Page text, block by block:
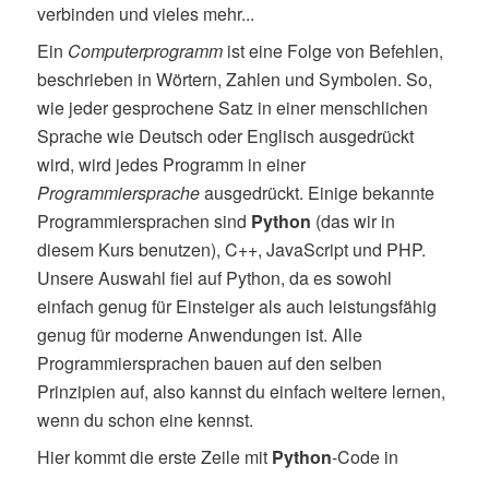
verbinden und vieles mehr...
Ein Computerprogramm ist eine Folge von Befehlen,
beschrieben in Wörtern, Zahlen und Symbolen. So,
wie jeder gesprochene Satz in einer menschlichen
Sprache wie Deutsch oder Englisch ausgedrückt
wird, wird jedes Programm in einer
Programmierspracheausgedrückt. Einige bekannte
Programmiersprachen sind Python (das wir in
diesem Kurs benutzen), C++, JavaScript und PHP.
Unsere Auswahl fiel auf Python, da es sowohl
einfach genug für Einsteiger als auch leistungsfähig
genug für moderne Anwendungen ist. Alle
Programmiersprachen bauen auf den selben
Prinzipien auf, also kannst du einfach weitere lernen,
wenn du schon eine kennst.
Hier kommt die erste Zeile mit Python-Code in